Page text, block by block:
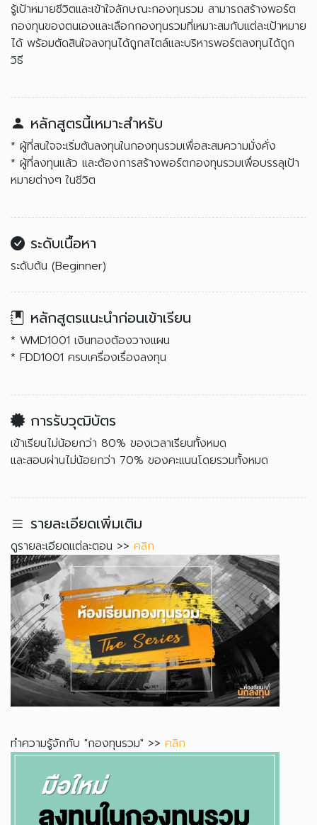
รู้เป้าหมายชีวิตและเข้าใจลักษณะกองทุนรวม สามารถสร้างพอร์ต
กองทุนของตนเองและเลือกกองทุนรวมที่เหมาะสมกับแต่ละเป้าหมาย
ได้ พร้อมตัดสินใจลงทุนได้ถูกสไตล์และบริหารพอร์ตลงทุนได้ถูก
วิธี
หลักสูตรนี้เหมาะสำหรับ
* ผู้ที่สนใจจะเริ่มต้นลงทุนในกองทุนรวมเพื่อสะสมความมั่งคั่ง
* ผู้ที่ลงทุนแล้ว และต้องการสร้างพอร์ตกองทุนรวมเพื่อบรรลุเป้า
หมายต่างๆ ในชีวิต
ระดับเนื้อหา
ระดับต้น (Beginner)
หลักสูตรแนะนำก่อนเข้าเรียน
* WMD1001 เงินทองต้องวางแผน
* FDD1001 ครบเครื่องเรื่องลงทุน
การรับวุฒิบัตร
เข้าเรียนไม่น้อยกว่า 80% ของเวลาเรียนทั้งหมด
และสอบผ่านไม่น้อยกว่า 70% ของคะแนนโดยรวมทั้งหมด
รายละเอียดเพิ่มเติม
ดูรายละเอียดแต่ละตอน >> คลิก
ทำความรู้จักกับ "กองทุนรวม" >> คลิก